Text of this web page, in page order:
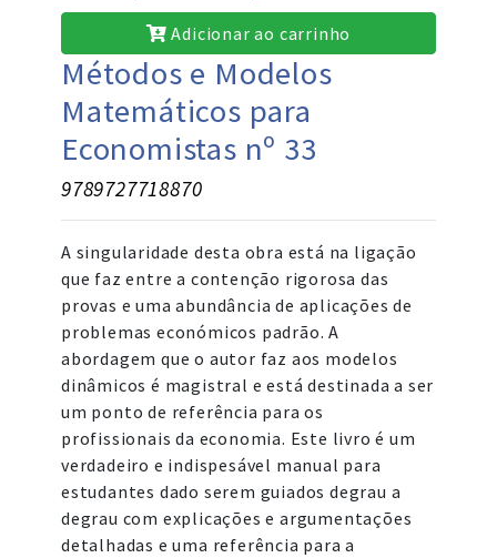
Adicionar ao carrinho
Métodos e Modelos
Matemáticos para
Economistas nº 33
9789727718870
A singularidade desta obra está na ligação
que faz entre a contenção rigorosa das
provas e uma abundância de aplicações de
problemas económicos padrão. A
abordagem que o autor faz aos modelos
dinâmicos é magistral e está destinada a ser
um ponto de referência para os
profissionais da economia. Este livro é um
verdadeiro e indispesável manual para
estudantes dado serem guiados degrau a
degrau com explicações e argumentações
detalhadas e uma referência para a